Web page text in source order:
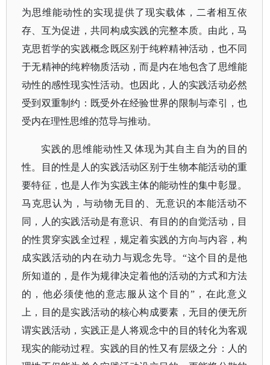
为思维能动性的实现提供了现实载体，二者相互依
存、互为促进，共同构成实践的完整本质。由此，马
克思哲学的实践概念既区别于纯粹精神活动，也不同
于无精神的纯粹物质活动，而是内在地包含了思维能
动性的感性现实性活动。也因此，人的实践活动必然
受到双重制约：既受外在经验世界的限制与牵引，也
受内在理性思维的范导与推动。
实践的思维能动性又体现为其自主自为的目的
性。目的性是人的实践活动区别于生物本能活动的重
要特征，也是人作为实践主体的能动性的集中彰显。
马克思认为，与动物无目的、无意识的本能活动不
同，人的实践活动是有意识、有目的的自觉活动，目
的性贯穿实践全过程，规定着实践的方向与内容，构
成实践活动的内在动力与观念先导。“这个目的是他
所知道的，是作为规律决定着他的活动的方式和方法
的，他必须使他的意志服从这个目的”，在此意义
上，目的是实践活动的核心构成要素，无目的便无所
谓实践活动，实践正是人将观念中的目的转化为客观
现实的能动过程。实践的目的性又有层级之分：人的